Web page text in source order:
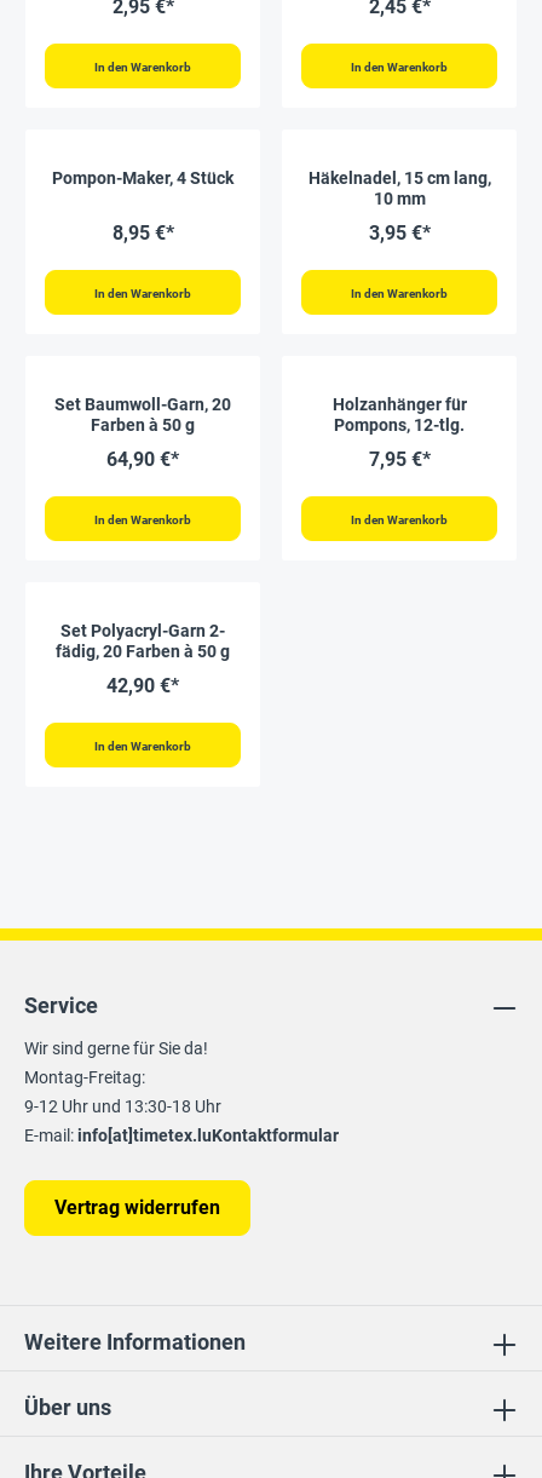
2,95 €*
In den Warenkorb
2,45 €*
In den Warenkorb
Pompon-Maker, 4 Stück
8,95 €*
In den Warenkorb
Häkelnadel, 15 cm lang,
10 mm
3,95 €*
In den Warenkorb
Set Baumwoll-Garn, 20
Farben à 50 g
64,90 €*
In den Warenkorb
Holzanhänger für
Pompons, 12-tlg.
7,95 €*
In den Warenkorb
Set Polyacryl-Garn 2-
fädig, 20 Farben à 50 g
42,90 €*
In den Warenkorb
Ihre Vorteile
Über uns
Service
Wir sind gerne für Sie da!
Montag-Freitag:
9-12 Uhr und 13:30-18 Uhr
E-mail:info[at]timetex.luKontaktformular
Vertrag widerrufen
Weitere Informationen